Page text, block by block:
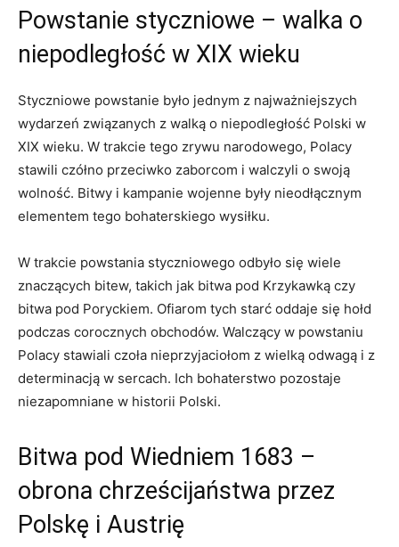
Powstanie styczniowe – walka⁣ o
niepodległość w XIX⁣ wieku
Styczniowe powstanie było jednym z najważniejszych
wydarzeń związanych z walką o niepodległość Polski w
XIX​ wieku. W trakcie tego zrywu ‍narodowego, Polacy
stawili czółno⁢ przeciwko zaborcom i walczyli ⁤o ​swoją⁢
wolność. Bitwy i kampanie wojenne były nieodłącznym
elementem tego bohaterskiego wysiłku.
W trakcie‍ powstania ⁢styczniowego odbyło się wiele
znaczących bitew, takich jak⁤ bitwa pod Krzykawką czy
‌bitwa pod Poryckiem. Ofiarom tych starć ⁤oddaje się hołd
podczas ⁢corocznych obchodów. Walczący w powstaniu
Polacy stawiali czoła nieprzyjaciołom z wielką odwagą i z
determinacją w sercach. Ich bohaterstwo pozostaje
⁢niezapomniane w ‌historii Polski.
Bitwa pod Wiedniem 1683 –
obrona ⁣chrześcijaństwa przez
⁣Polskę i ‍Austrię